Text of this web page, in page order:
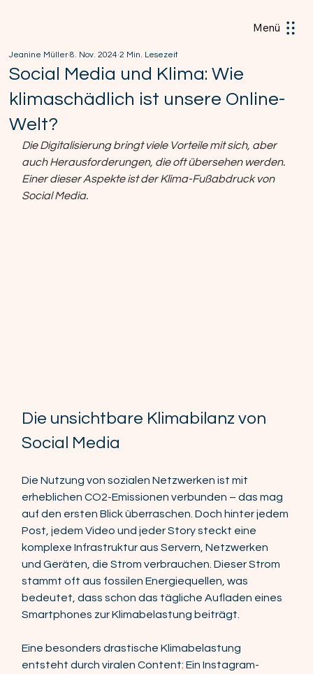
Menü
Social Media und Klima: Wie
klimaschädlich ist unsere Online-
Welt?
Jeanine Müller 8. Nov. 2024 2 Min. Lesezeit
Die Digitalisierung bringt viele Vorteile mit sich, aber
auch Herausforderungen, die oft übersehen werden.
Einer dieser Aspekte ist der Klima-Fußabdruck von
Social Media.
Die unsichtbare Klimabilanz von
Social Media
Die Nutzung von sozialen Netzwerken ist mit
erheblichen CO2-Emissionen verbunden – das mag
auf den ersten Blick überraschen. Doch hinter jedem
Post, jedem Video und jeder Story steckt eine
komplexe Infrastruktur aus Servern, Netzwerken
und Geräten, die Strom verbrauchen. Dieser Strom
stammt oft aus fossilen Energiequellen, was
bedeutet, dass schon das tägliche Aufladen eines
Smartphones zur Klimabelastung beiträgt.
Eine besonders drastische Klimabelastung
entsteht durch viralen Content: Ein Instagram-